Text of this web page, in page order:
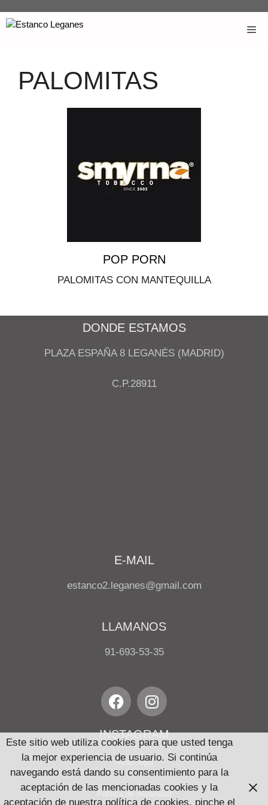
PALOMITAS
POP PORN
PALOMITAS CON MANTEQUILLA
DONDE ESTAMOS
PLAZA ESPAÑA 8 LEGANÉS (MADRID)
C.P.28911
E-MAIL
estanco2.leganes@gmail.com
LLAMANOS
91-693-53-35
INSTAGRAM
Aviso legal
Este sitio web utiliza cookies para que usted tenga
la mejor experiencia de usuario. Si continúa
navegando está dando su consentimiento para la
aceptación de las mencionadas cookies y la
aceptación de nuestra política de cookies, pinche el